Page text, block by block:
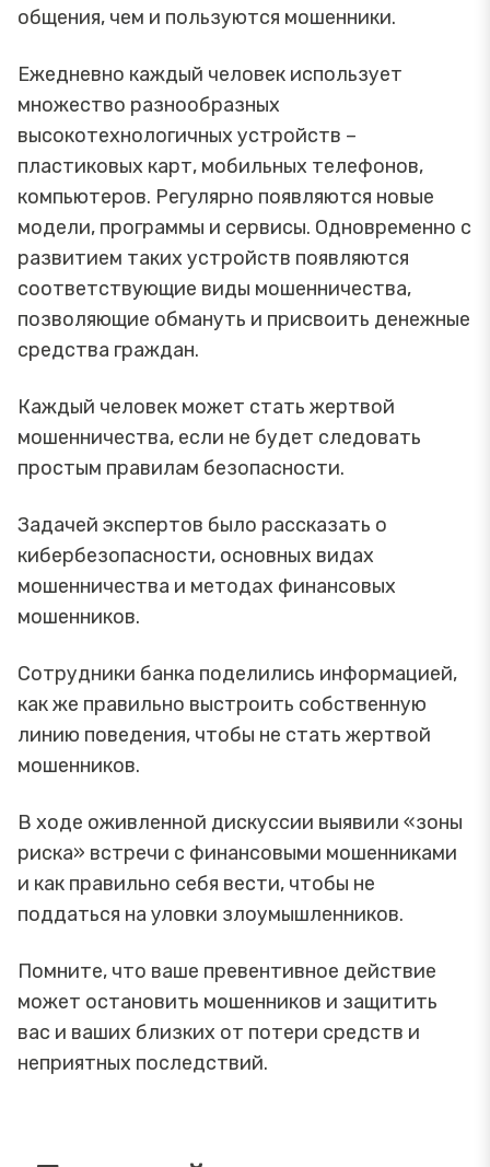
общения, чем и пользуются мошенники.
Ежедневно каждый человек использует
множество разнообразных
высокотехнологичных устройств –
пластиковых карт, мобильных телефонов,
компьютеров. Регулярно появляются новые
модели, программы и сервисы. Одновременно с
развитием таких устройств появляются
соответствующие виды мошенничества,
позволяющие обмануть и присвоить денежные
средства граждан.
Каждый человек может стать жертвой
мошенничества, если не будет следовать
простым правилам безопасности.
Задачей экспертов было рассказать о
кибербезопасности, основных видах
мошенничества и методах финансовых
мошенников.
Сотрудники банка поделились информацией,
как же правильно выстроить собственную
линию поведения, чтобы не стать жертвой
мошенников.
В ходе оживленной дискуссии выявили «зоны
риска» встречи с финансовыми мошенниками
и как правильно себя вести, чтобы не
поддаться на уловки злоумышленников.
Помните, что ваше превентивное действие
может остановить мошенников и защитить
вас и ваших близких от потери средств и
неприятных последствий.